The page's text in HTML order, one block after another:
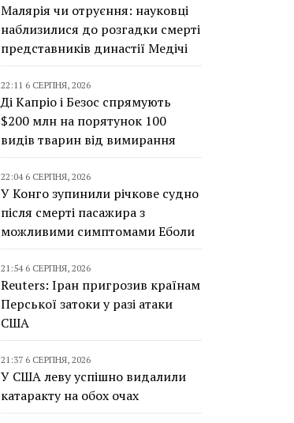
Малярія чи отруєння: науковці
наблизилися до розгадки смерті
представників династії Медічі
22:11 6 СЕРПНЯ, 2026
Ді Капріо і Безос спрямують
$200 млн на порятунок 100
видів тварин від вимирання
22:04 6 СЕРПНЯ, 2026
У Конго зупинили річкове судно
після смерті пасажира з
можливими симптомами Еболи
21:54 6 СЕРПНЯ, 2026
Reuters: Іран пригрозив країнам
Перської затоки у разі атаки
США
21:37 6 СЕРПНЯ, 2026
У США леву успішно видалили
катаракту на обох очах